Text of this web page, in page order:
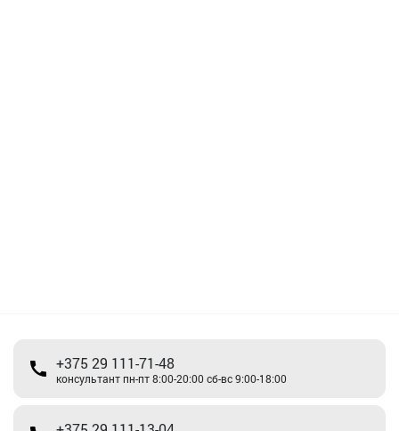
+375 29 111-71-48
консультант пн-пт 8:00-20:00 сб-вс 9:00-18:00